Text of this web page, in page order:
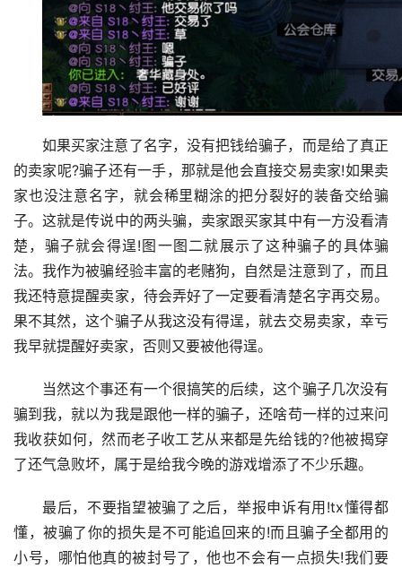
如果买家注意了名字，没有把钱给骗子，而是给了真正
的卖家呢?骗子还有一手，那就是他会直接交易卖家!如果卖
家也没注意名字，就会稀里糊涂的把分裂好的装备交给骗
子。这就是传说中的两头骗，卖家跟买家其中有一方没看清
楚，骗子就会得逞!图一图二就展示了这种骗子的具体骗
法。我作为被骗经验丰富的老赌狗，自然是注意到了，而且
我还特意提醒卖家，待会弄好了一定要看清楚名字再交易。
果不其然，这个骗子从我这没有得逞，就去交易卖家，幸亏
我早就提醒好卖家，否则又要被他得逞。
当然这个事还有一个很搞笑的后续，这个骗子几次没有
骗到我，就以为我是跟他一样的骗子，还啥苟一样的过来问
我收获如何，然而老子收工艺从来都是先给钱的?他被揭穿
了还气急败坏，属于是给我今晚的游戏增添了不少乐趣。
最后，不要指望被骗了之后，举报申诉有用!tx懂得都
懂，被骗了你的损失是不可能追回来的!而且骗子全都用的
小号，哪怕他真的被封号了，他也不会有一点损失!我们要